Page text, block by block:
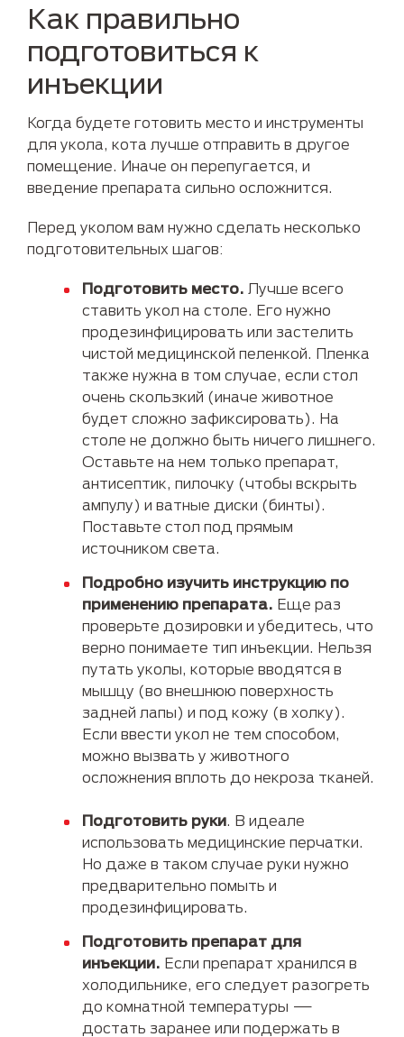
Как правильно
подготовиться к
инъекции
Когда будете готовить место и инструменты
для укола, кота лучше отправить в другое
помещение. Иначе он перепугается, и
введение препарата сильно осложнится.
Перед уколом вам нужно сделать несколько
подготовительных шагов:
Подготовить место. Лучше всего
ставить укол на столе. Его нужно
продезинфицировать или застелить
чистой медицинской пеленкой. Пленка
также нужна в том случае, если стол
очень скользкий (иначе животное
будет сложно зафиксировать). На
столе не должно быть ничего лишнего.
Оставьте на нем только препарат,
антисептик, пилочку (чтобы вскрыть
ампулу) и ватные диски (бинты).
Поставьте стол под прямым
источником света.
Подробно изучить инструкцию по
применению препарата. Еще раз
проверьте дозировки и убедитесь, что
верно понимаете тип инъекции. Нельзя
путать уколы, которые вводятся в
мышцу (во внешнюю поверхность
задней лапы) и под кожу (в холку).
Если ввести укол не тем способом,
можно вызвать у животного
осложнения вплоть до некроза тканей.
Подготовить руки . В идеале
использовать медицинские перчатки.
Но даже в таком случае руки нужно
предварительно помыть и
продезинфицировать.
Подготовить препарат для
инъекции. Если препарат хранился в
холодильнике, его следует разогреть
до комнатной температуры —
достать заранее или подержать в